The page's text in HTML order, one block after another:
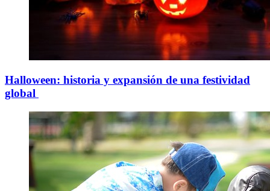
Halloween: historia y expansión de una festividad
global